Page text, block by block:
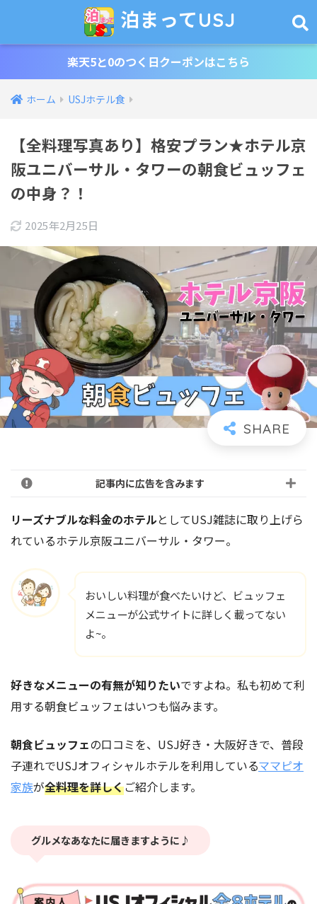
泊まってUSJ
楽天5と0のつく日クーポンはこちら
ホーム USJホテル食
【全料理写真あり】格安プラン★ホテル京
阪ユニバーサル・タワーの朝食ビュッフェ
の中身？！
2025年2月25日
記事内に広告を含みます
リーズナブルな料金のホテルとしてUSJ雑誌に取り上げら
れているホテル京阪ユニバーサル・タワー。
おいしい料理が食べたいけど、ビュッフェ
メニューが公式サイトに詳しく載ってない
よ~。
好きなメニューの有無が知りたいですよね。私も初めて利
用する朝食ビュッフェはいつも悩みます。
朝食ビュッフェの口コミを、USJ好き・大阪好きで、普段
子連れでUSJオフィシャルホテルを利用しているママピオ
家族が全料理を詳しくご紹介します。
グルメなあなたに届きますように♪